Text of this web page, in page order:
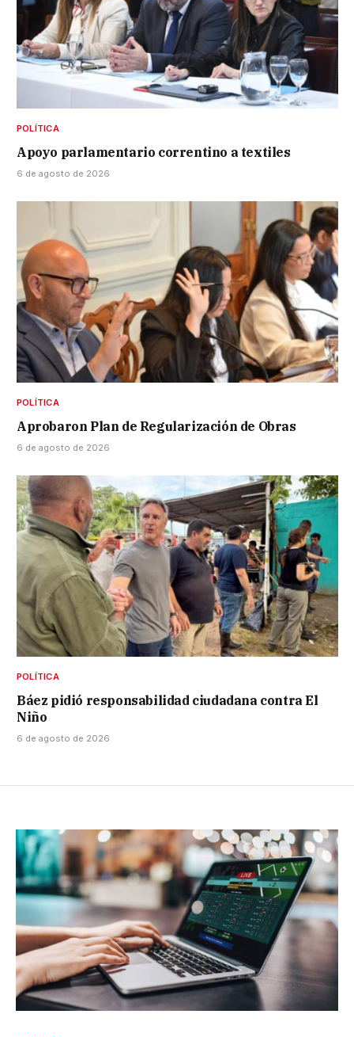
POLÍTICA
Apoyo parlamentario correntino a textiles
6 de agosto de 2026
POLÍTICA
Aprobaron Plan de Regularización de Obras
6 de agosto de 2026
POLÍTICA
Báez pidió responsabilidad ciudadana contra El
Niño
6 de agosto de 2026